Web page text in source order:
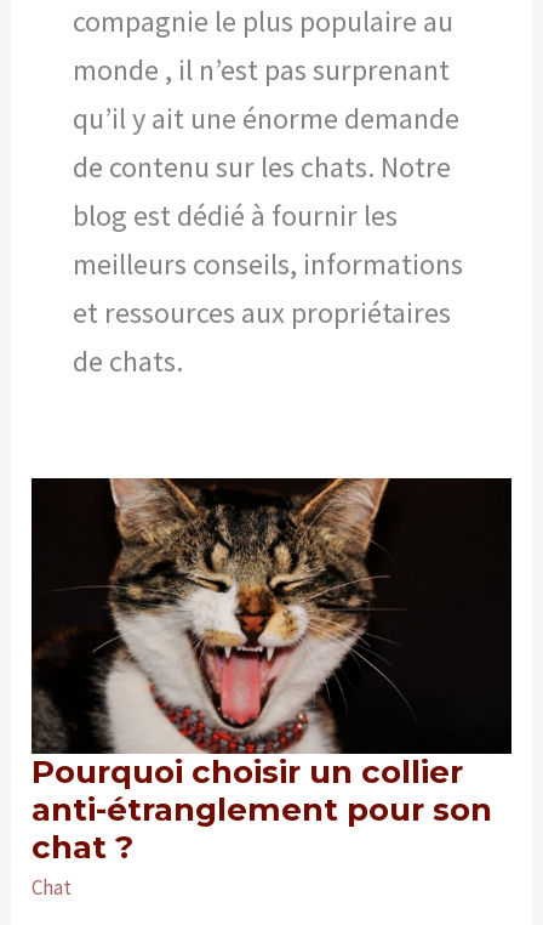
compagnie le plus populaire au
monde , il n’est pas surprenant
qu’il y ait une énorme demande
de contenu sur les chats. Notre
blog est dédié à fournir les
meilleurs conseils, informations
et ressources aux propriétaires
de chats.
Pourquoi choisir un collier
anti-étranglement pour son
chat ?
Chat